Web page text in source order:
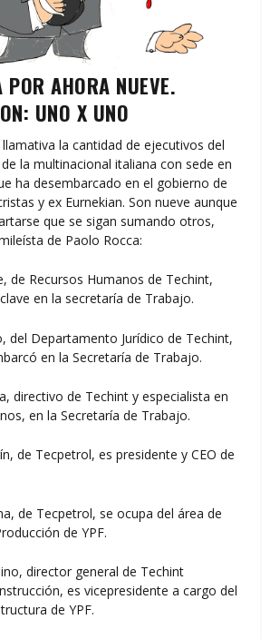
AHORA NUEVE.
UNO X UNO
la cantidad de ejecutivos del
la multinacional italiana con sede en
ha desembarcado en el gobierno de
y ex Eurnekian. Son nueve aunque
que se sigan sumando otros,
de Paolo Rocca:
de Recursos Humanos de Techint,
en la secretaría de Trabajo.
del Departamento Jurídico de Techint,
en la Secretaría de Trabajo.
directivo de Techint y especialista en
en la Secretaría de Trabajo.
de Tecpetrol, es presidente y CEO de
de Tecpetrol, se ocupa del área de
de YPF.
director general de Techint
es vicepresidente a cargo del
de YPF.